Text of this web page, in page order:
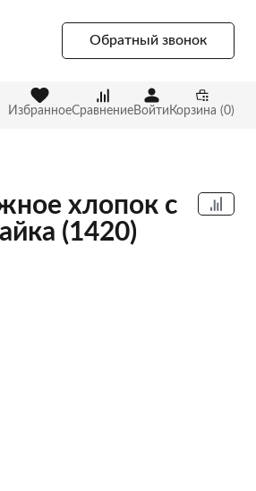
Обратный звонок
ИзбранноеСравнениеВойти Корзина (0)
хлопок с
(1420)